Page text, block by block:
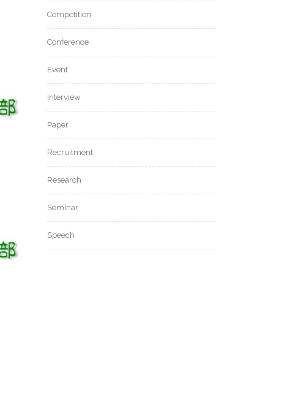
Competition
Conference
Event
Interview
Paper
Recruitment
Research
Seminar
Speech